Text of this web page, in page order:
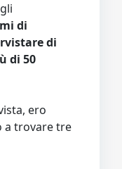
di
di
di 50
ero
a trovare tre